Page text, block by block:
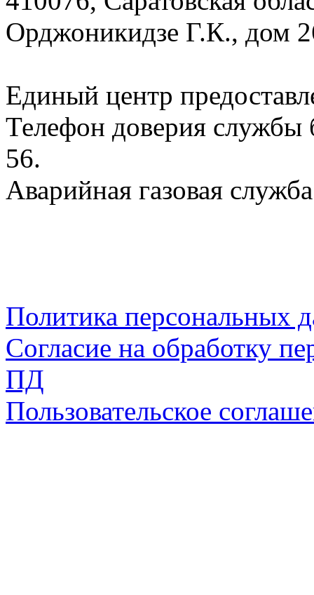
Орджоникидзе Г.К., дом
Единый центр
Телефон доверия службы
56.
Аварийная газовая
Политика персональных
Согласие на обработку
ПД
Пользовательское